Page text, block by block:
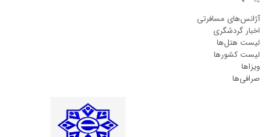
آژانس‌های مسافرتی
اخبار گردشگری
لیست هتل‌ها
لیست کشورها
ویزاها
صرافی‌ها